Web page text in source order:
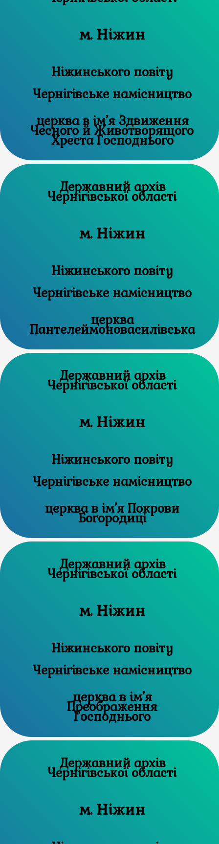
м. Ніжин
Ніжинського повіту
Чернігівське намісництво
церква в ім’я Здвиження
Чесного й Животворящого
Хреста Господнього
Державний архів
Чернігівської області
м. Ніжин
Ніжинського повіту
Чернігівське намісництво
церква
Пантелеймоновасилівська
Державний архів
Чернігівської області
м. Ніжин
Ніжинського повіту
Чернігівське намісництво
церква в ім’я Покрови
Богородиці
Державний архів
Чернігівської області
м. Ніжин
Ніжинського повіту
Чернігівське намісництво
церква в ім’я
Преображення
Господнього
Державний архів
Чернігівської області
м. Ніжин